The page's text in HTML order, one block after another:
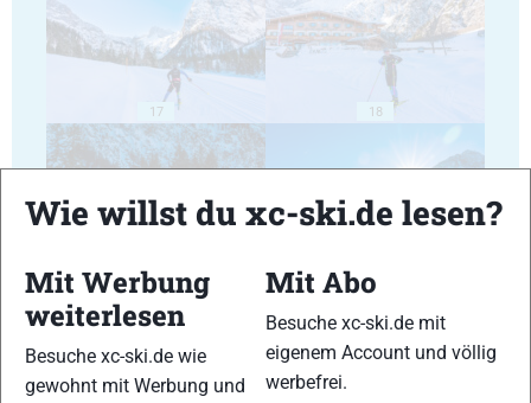
17 18
19 20
Wie willst du xc-ski.de lesen?
Mit Werbung
weiterlesen
Besuche xc-ski.de wie
gewohnt mit Werbung und
Mit Abo
Besuche xc-ski.de mit
eigenem Account und völlig
werbefrei.